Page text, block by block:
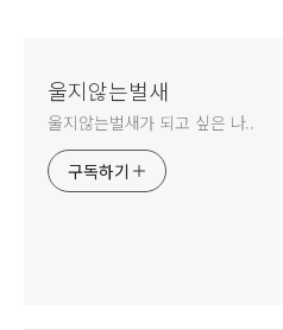
울지않는벌새
울지않는벌새가 되고 싶은 나..
구독하기